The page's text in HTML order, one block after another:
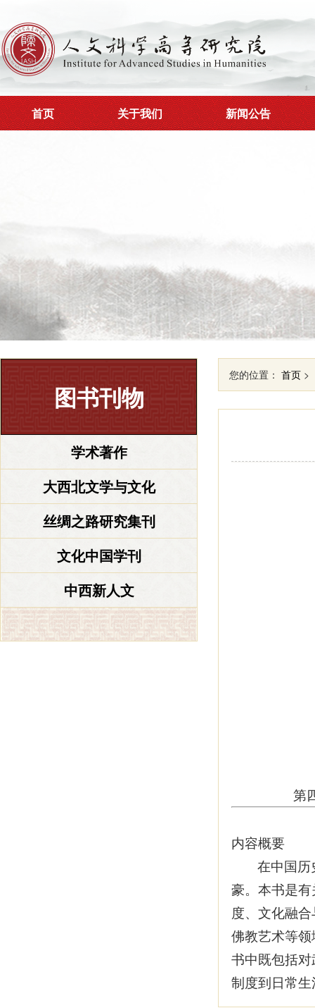
首页 关于我们 新闻公告
图书刊物
学术著作
大西北文学与文化
丝绸之路研究集刊
文化中国学刊
中西新人文
您的位置： 首页 >
第
内容概要
在中国历
豪。本书是
度、文化融
佛教艺术等
书中既包括
制度到日常